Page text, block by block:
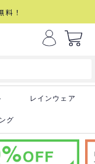
！
レインウェア
グ